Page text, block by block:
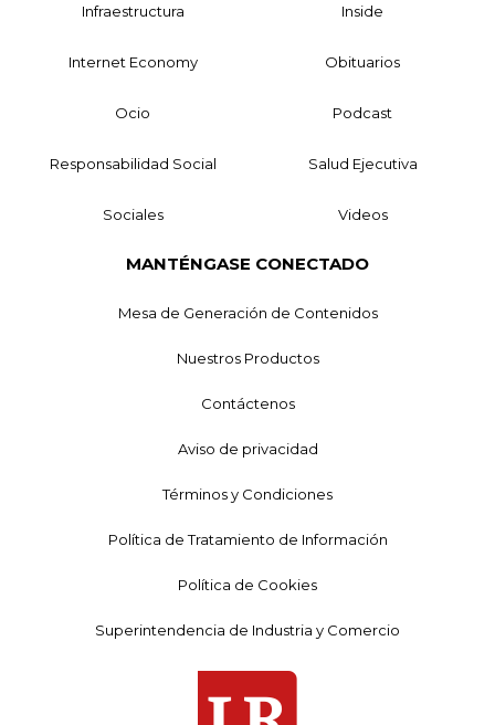
Infraestructura Inside
Internet Economy Obituarios
Ocio Podcast
Responsabilidad Social Salud Ejecutiva
Sociales Videos
MANTÉNGASE CONECTADO
Mesa de Generación de Contenidos
Nuestros Productos
Contáctenos
Aviso de privacidad
Términos y Condiciones
Política de Tratamiento de Información
Política de Cookies
Superintendencia de Industria y Comercio